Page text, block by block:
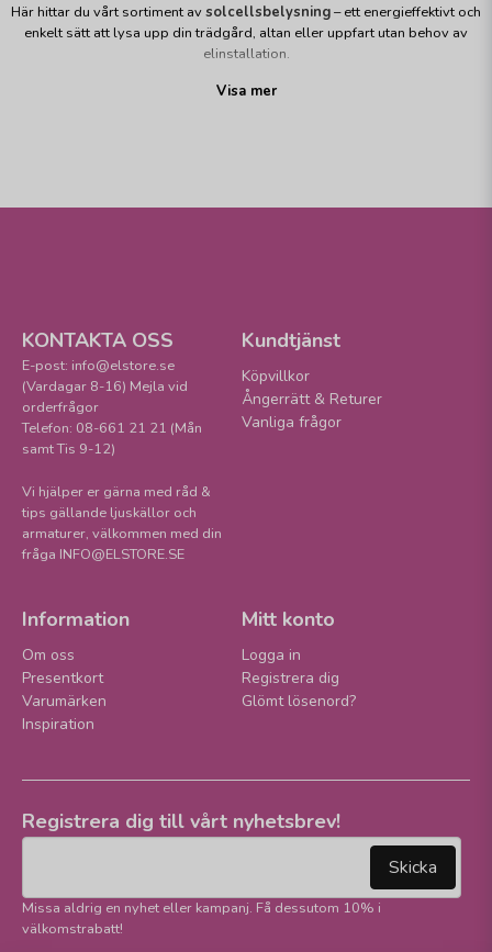
Här hittar du vårt sortiment avsolcellsbelysning– ett energieffektivt och
enkelt sätt att lysa upp din trädgård, altan eller uppfart utan behov av
elinstallation.
laddas under dagen med hjälp av solens energi och
Visa mer
KONTAKTA OSS
E-post: info@elstore.se
(Vardagar 8-16) Mejla vid
orderfrågor
Telefon: 08-661 21 21 (Mån
samt Tis 9-12)
Vi hjälper er gärna med råd &
tips gällande ljuskällor och
armaturer, välkommen med din
fråga INFO@ELSTORE.SE
Kundtjänst
Köpvillkor
Ångerrätt & Returer
Vanliga frågor
Information
Om oss
Presentkort
Varumärken
Inspiration
Mitt konto
Logga in
Registrera dig
Glömt lösenord?
Registrera dig till vårt nyhetsbrev!
Skicka
Missa aldrig en nyhet eller kampanj. Få dessutom 10% i
välkomstrabatt!